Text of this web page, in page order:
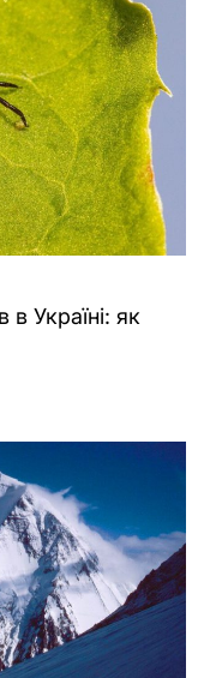
Україні: як